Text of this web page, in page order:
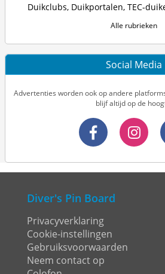
Duikclubs, Duikportalen, TEC-
Alle rubrieken
Social Media
Advertenties worden ook op andere
blijf altijd op de
Diver's Pin Board
Privacyverklaring
Cookie-instellingen
Gebruiksvoorwaarden
Neem contact op